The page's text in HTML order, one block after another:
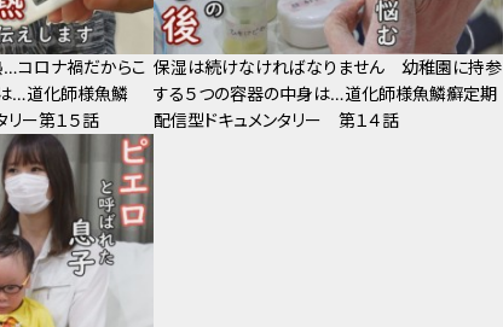
…コロナ禍だからこ
…道化師様魚鱗
ー第１５話
保湿は続けなければなりません 幼稚園に持参
する５つの容器の中身は…道化師様魚鱗癬定期
配信型ドキュメンタリー 第１４話